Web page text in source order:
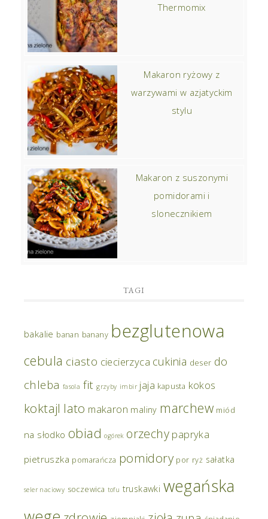
Thermomix
Makaron ryżowy z
warzywami w azjatyckim
stylu
Makaron z suszonymi
pomidorami i
slonecznikiem
TAGI
bakalie banan banany bezglutenowa
cebula ciasto ciecierzyca cukinia deser do
chleba fasola fit grzyby imbir jaja kapusta kokos
koktajl lato makaron maliny marchew miód
na słodko obiad ogórek orzechy papryka
pietruszka pomarańcza pomidory por ryż sałatka
seler naciowy soczewica tofu truskawki wegańska